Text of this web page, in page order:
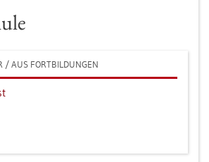
/ AUS FORT­BIL­DUN­GEN